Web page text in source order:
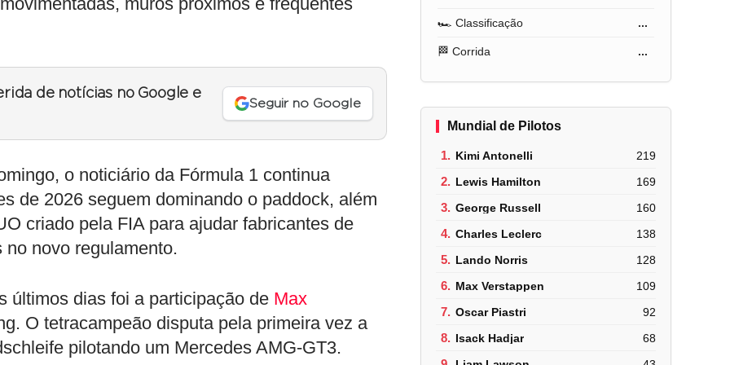
de notícias no Google e
Seguir no Google
o noticiário da Fórmula 1 continua
de 2026 seguem dominando o paddock, além
criado pela FIA para ajudar fabricantes de
novo regulamento.
últimos dias foi a participação de Max
O tetracampeão disputa pela primeira vez a
pilotando um Mercedes AMG-GT3.
🏎️ Classificação ...
🏁 Corrida ...
Mundial de Pilotos
1. Kimi Antonelli 219
2. Lewis Hamilton 169
3. George Russell 160
4. Charles Leclerc 138
5. Lando Norris 128
6. Max Verstappen 109
7. Oscar Piastri 92
8. Isack Hadjar 68